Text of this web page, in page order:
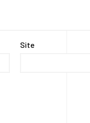
Site